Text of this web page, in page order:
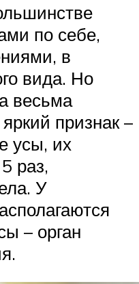
по себе,
в
вида. Но
весьма
признак –
усы, их
раз,
У
– орган